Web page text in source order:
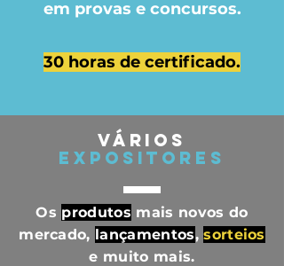
em provas e concursos.
30 horas de certificado.
Vários
expositores
Os produtos mais novos do
mercado, lançamentos,sorteios
e muito mais.